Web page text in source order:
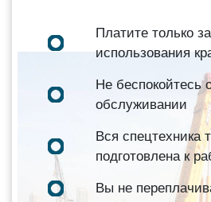
Платите только
использования
Не беспокойтесь
обслуживании
Вся спецтехника
подготовлена к
Вы не